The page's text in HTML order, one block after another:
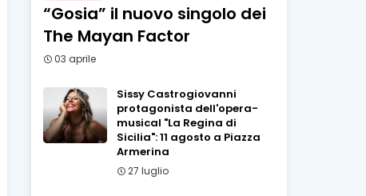
“Gosia” il nuovo singolo dei
The Mayan Factor
03 aprile
Sissy Castrogiovanni
protagonista dell'opera-
musical "La Regina di
Sicilia": 11 agosto a Piazza
Armerina
27 luglio